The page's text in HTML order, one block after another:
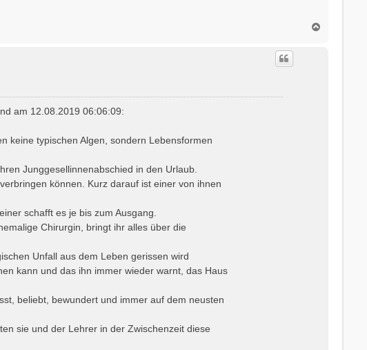
am 12.08.2019 06:06:09:
keine typischen Algen, sondern Lebensformen
Junggesellinnenabschied in den Urlaub.
können. Kurz darauf ist einer von ihnen
schafft es je bis zum Ausgang.
Chirurgin, bringt ihr alles über die
Unfall aus dem Leben gerissen wird
kann und das ihn immer wieder warnt, das Haus
beliebt, bewundert und immer auf dem neusten
sie und der Lehrer in der Zwischenzeit diese